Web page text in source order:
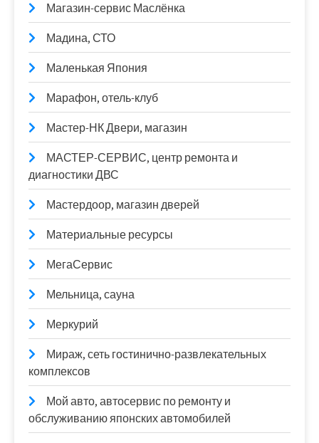
Магазин-сервис Маслёнка
Мадина, СТО
Маленькая Япония
Марафон, отель-клуб
Мастер-НК Двери, магазин
МАСТЕР-СЕРВИС, центр ремонта и
диагностики ДВС
Мастердоор, магазин дверей
Материальные ресурсы
МегаСервис
Мельница, сауна
Меркурий
Мираж, сеть гостинично-развлекательных
комплексов
Мой авто, автосервис по ремонту и
обслуживанию японских автомобилей